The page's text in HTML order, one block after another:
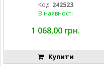
Код: 242523
В наявності
1 068,00 грн.
Купити